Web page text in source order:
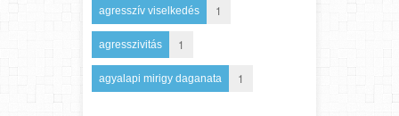
agresszív viselkedés 1
agresszivitás 1
agyalapi mirigy daganata 1